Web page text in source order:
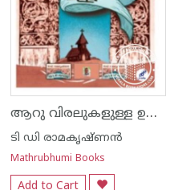
ആറു വിരലുകളുള്ള ഉണ്ണിയേശുവിന്റെ പള്ളി
ടി ഡി രാമകൃഷ്ണന്‍
Mathrubhumi Books
Add to Cart